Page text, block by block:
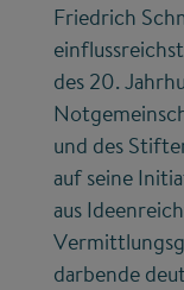
Friedrich
des 20.
und des
auf seine
aus
darbende